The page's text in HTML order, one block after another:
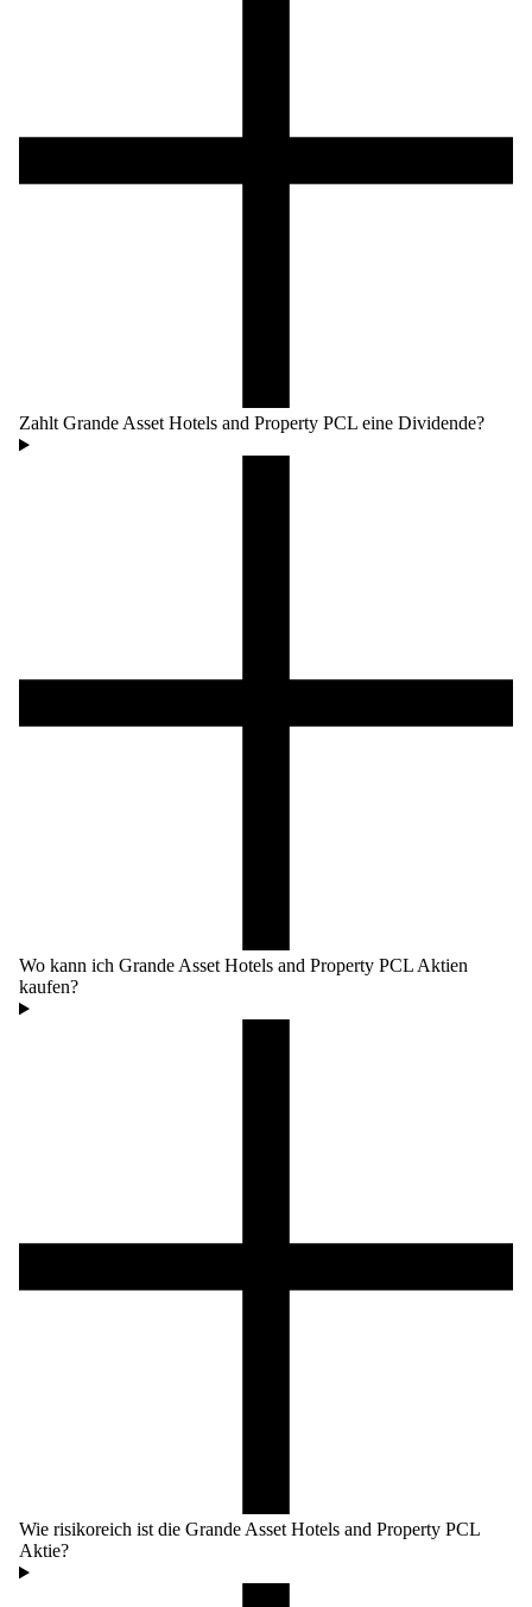
Zahlt Grande Asset Hotels and Property PCL eine Dividende?
Wo kann ich Grande Asset Hotels and Property PCL Aktien
kaufen?
Wie risikoreich ist die Grande Asset Hotels and Property PCL
Aktie?